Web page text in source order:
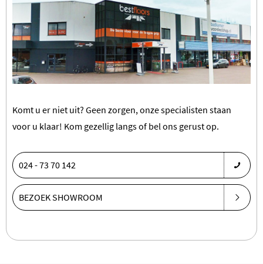
Komt u er niet uit? Geen zorgen, onze specialisten staan
voor u klaar! Kom gezellig langs of bel ons gerust op.
024 - 73 70 142
BEZOEK SHOWROOM